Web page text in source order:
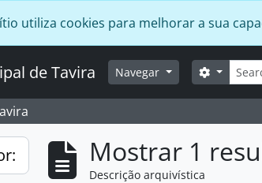
utiliza cookies para melhorar a sua
de Tavira Navegar Opções
Mostrar 1
Descrição arquivística